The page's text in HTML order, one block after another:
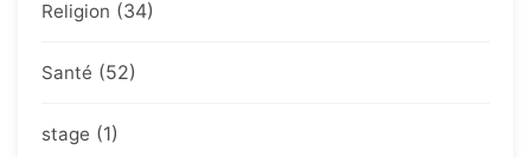
Religion (34)
Santé (52)
stage (1)